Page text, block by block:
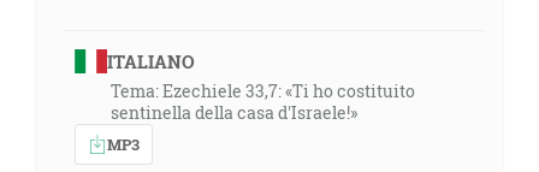
ITALIANO
Tema: Ezechiele 33,7: «Ti ho costituito
sentinella della casa d'Israele!»
MP3